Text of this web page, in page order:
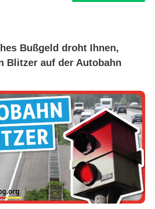
Bußgeld droht Ihnen,
Blitzer auf der Autobahn